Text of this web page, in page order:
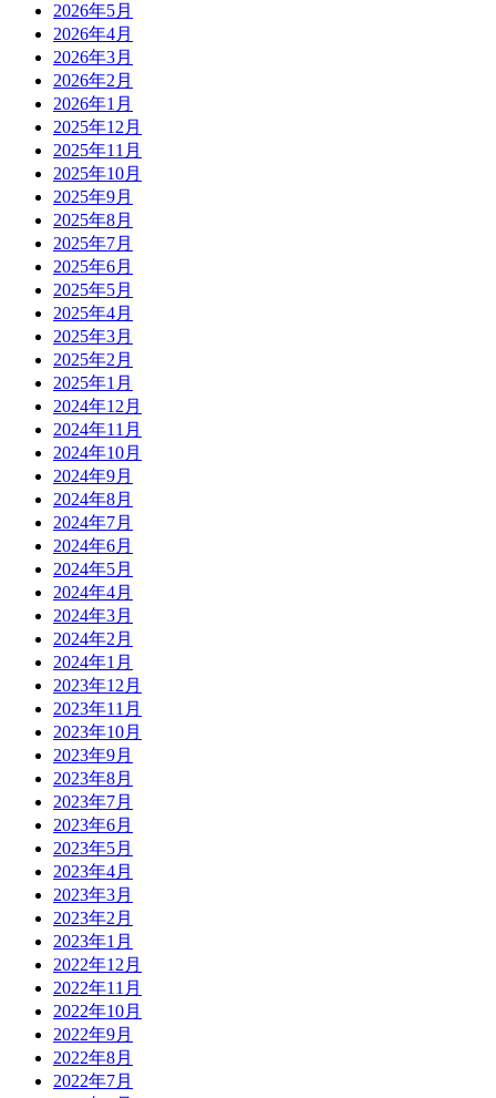
2026年5月
2026年4月
2026年3月
2026年2月
2026年1月
2025年12月
2025年11月
2025年10月
2025年9月
2025年8月
2025年7月
2025年6月
2025年5月
2025年4月
2025年3月
2025年2月
2025年1月
2024年12月
2024年11月
2024年10月
2024年9月
2024年8月
2024年7月
2024年6月
2024年5月
2024年4月
2024年3月
2024年2月
2024年1月
2023年12月
2023年11月
2023年10月
2023年9月
2023年8月
2023年7月
2023年6月
2023年5月
2023年4月
2023年3月
2023年2月
2023年1月
2022年12月
2022年11月
2022年10月
2022年9月
2022年8月
2022年7月